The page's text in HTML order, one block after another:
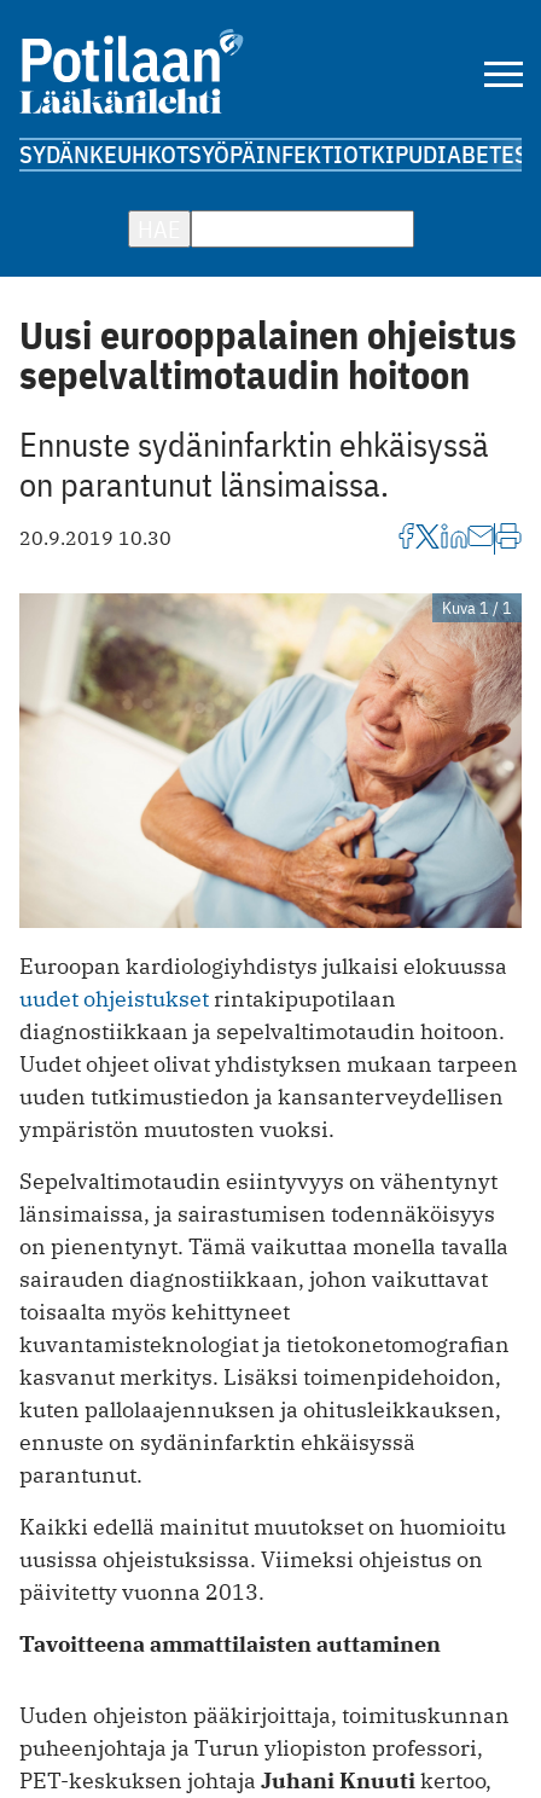
SYDÄNKEUHKOTSYÖPÄINFEKTIOTKIPUDIABETES
Uusi eurooppalainen ohjeistus
sepelvaltimotaudin hoitoon
Ennuste sydäninfarktin ehkäisyssä
on parantunut länsimaissa.
20.9.2019 10.30
Kuva 1 / 1
Euroopan kardiologiyhdistys julkaisi elokuussa
uudet ohjeistukset rintakipupotilaan
diagnostiikkaan ja sepelvaltimotaudin hoitoon.
Uudet ohjeet olivat yhdistyksen mukaan tarpeen
uuden tutkimustiedon ja kansanterveydellisen
ympäristön muutosten vuoksi.
Sepelvaltimotaudin esiintyvyys on vähentynyt
länsimaissa, ja sairastumisen todennäköisyys
on pienentynyt. Tämä vaikuttaa monella tavalla
sairauden diagnostiikkaan, johon vaikuttavat
toisaalta myös kehittyneet
kuvantamisteknologiat ja tietokonetomografian
kasvanut merkitys. Lisäksi toimenpidehoidon,
kuten pallolaajennuksen ja ohitusleikkauksen,
ennuste on sydäninfarktin ehkäisyssä
parantunut.
Kaikki edellä mainitut muutokset on huomioitu
uusissa ohjeistuksissa. Viimeksi ohjeistus on
päivitetty vuonna 2013.
Tavoitteena ammattilaisten auttaminen
Uuden ohjeiston pääkirjoittaja, toimituskunnan
puheenjohtaja ja Turun yliopiston professori,
PET-keskuksen johtaja Juhani Knuutikertoo,